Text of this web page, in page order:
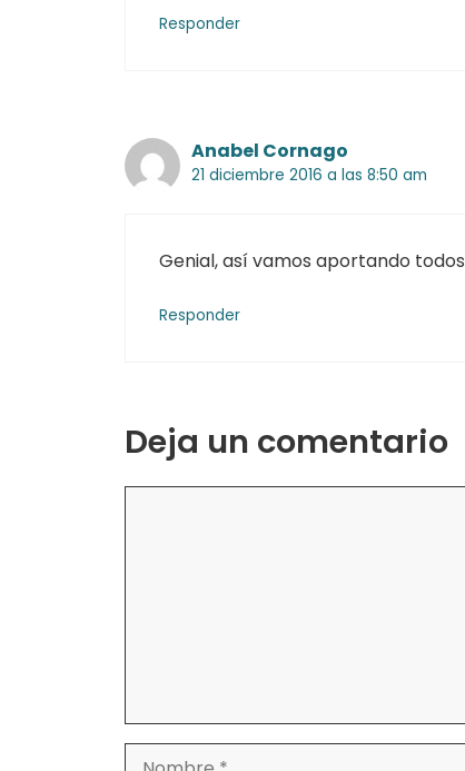
Responder
Anabel Cornago
21 diciembre 2016 a las 8:50 am
Genial, así vamos aportando
Responder
Deja un comentario
Nombre